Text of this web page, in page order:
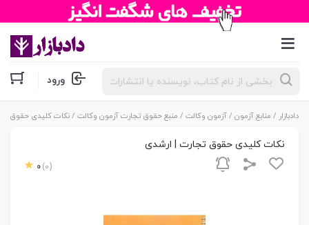
جستجوی
محصولات ورود
دادبازار / منابع آزمون /آزمون وکالت / منبع حقوق تجارت آزمون وکالت / نکات کلیدی حقوق
نکات کلیدی حقوق تجارت | ارشدی
0 (0)